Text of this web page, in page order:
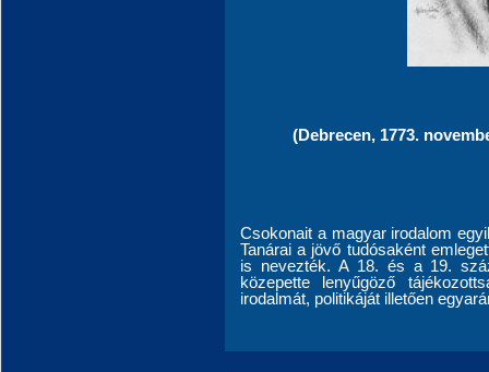
(Debrecen, 1773.
Csokonait a magyar irodalom
Tanárai a jövő tudósaként
is nevezték. A 18. és a 19.
közepette lenyűgöző
irodalmát, politikáját illetően